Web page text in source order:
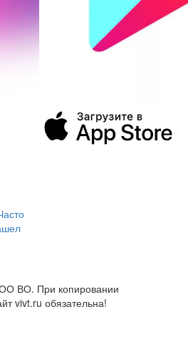
ВО. При копировании
vivt.ru обязательна!